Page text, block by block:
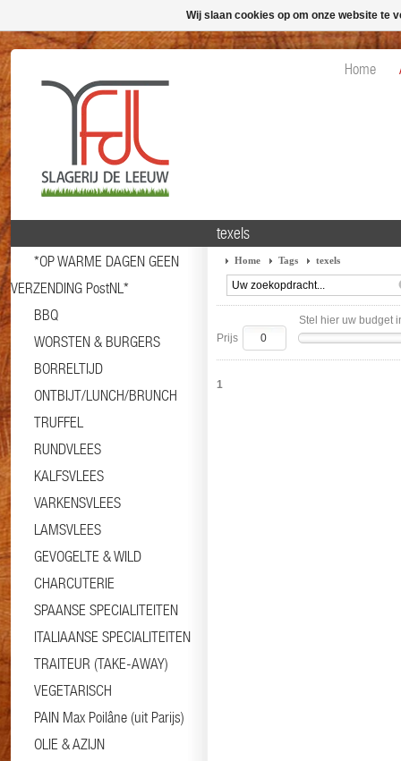
Home
*OP WARME DAGEN GEEN
VERZENDING PostNL*
BBQ
WORSTEN & BURGERS
BORRELTIJD
ONTBIJT/LUNCH/BRUNCH
TRUFFEL
RUNDVLEES
KALFSVLEES
VARKENSVLEES
LAMSVLEES
GEVOGELTE & WILD
CHARCUTERIE
SPAANSE SPECIALITEITEN
ITALIAANSE SPECIALITEITEN
TRAITEUR (TAKE-AWAY)
VEGETARISCH
PAIN Max Poilâne (uit Parijs)
OLIE & AZIJN
texels
Home Tags texels
Stel hier uw budget
Prijs
1
Wij slaan cookies op om onze website te